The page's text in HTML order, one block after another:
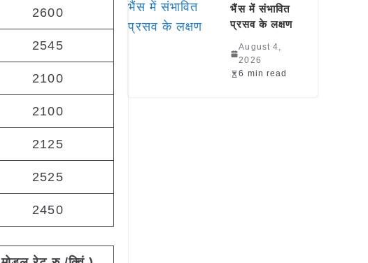
2600
2545
2100
2100
2125
2525
2450
भैंस में संभावित
प्रसव के लक्षण
August 4,
2026
6 min read